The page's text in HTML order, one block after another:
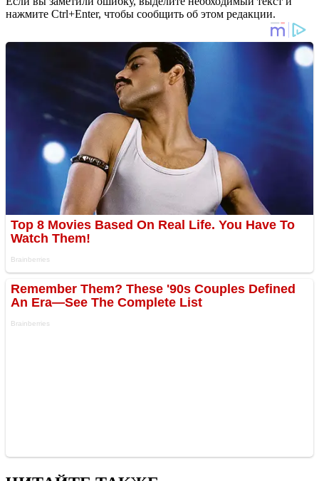
нажмите Ctrl+Enter, чтобы сообщить об этом редакции.